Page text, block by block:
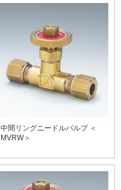
中間リングニードルバルブ ＜
MVRW＞